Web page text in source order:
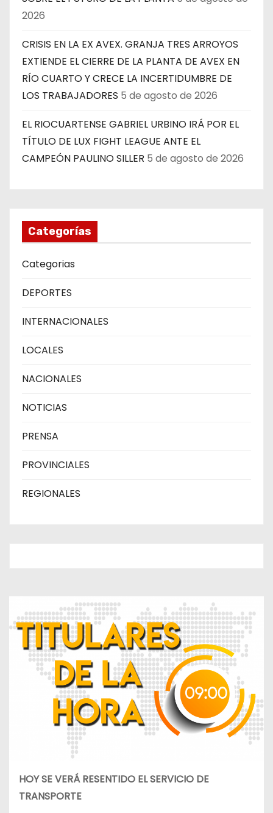
2026
CRISIS EN LA EX AVEX. GRANJA TRES ARROYOS
EXTIENDE EL CIERRE DE LA PLANTA DE AVEX EN
RÍO CUARTO Y CRECE LA INCERTIDUMBRE DE
LOS TRABAJADORES 5 de agosto de 2026
EL RIOCUARTENSE GABRIEL URBINO IRÁ POR EL
TÍTULO DE LUX FIGHT LEAGUE ANTE EL
CAMPEÓN PAULINO SILLER 5 de agosto de 2026
Categorías
Categorias
DEPORTES
INTERNACIONALES
LOCALES
NACIONALES
NOTICIAS
PRENSA
PROVINCIALES
REGIONALES
HOY SE VERÁ RESENTIDO EL SERVICIO DE
TRANSPORTE